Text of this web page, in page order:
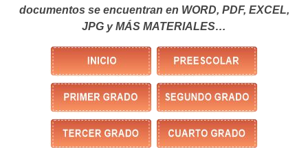
documentos se encuentran en WORD, PDF, EXCEL,
JPG y MÁS MATERIALES…